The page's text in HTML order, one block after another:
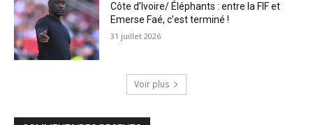
Côte d’Ivoire/ Éléphants : entre la FIF et
Emerse Faé, c’est terminé !
31 juillet 2026
Voir plus